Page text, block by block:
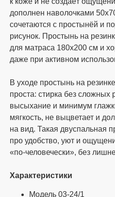
расчет с помощью
расчет при
от суммы заказа, но
Мы заботимся о своих
менеджер поможет вам
способ оплаты и
реквизиты. При
заказов до 14:00
дополнен наволочками
сочетаются с простынёй и
рисунок. Простынь на
для матраса 180х200 см и
даже при активном
В уходе простынь на
проста: стирка без
высыхание и минимум
мягкость, не выцветает и
на вид. Такая двуспальная
про удобство, уют и
«по-человечески», без
Характеристики
Модель 03-24/1